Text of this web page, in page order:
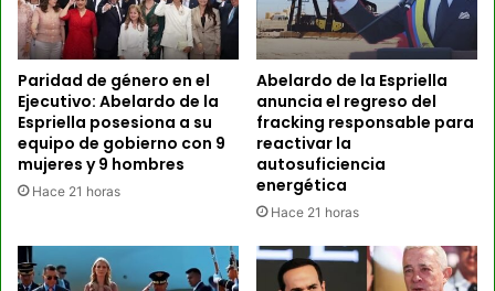
Paridad de género en el
Ejecutivo: Abelardo de la
Espriella posesiona a su
equipo de gobierno con 9
mujeres y 9 hombres
Hace 21 horas
Abelardo de la Espriella
anuncia el regreso del
fracking responsable para
reactivar la
autosuficiencia
energética
Hace 21 horas